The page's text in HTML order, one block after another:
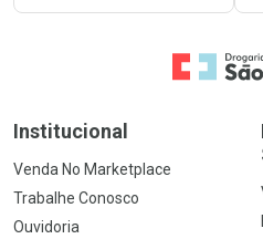
Ir para a
Institucional
Venda No Marketplace
Trabalhe Conosco
Ouvidoria